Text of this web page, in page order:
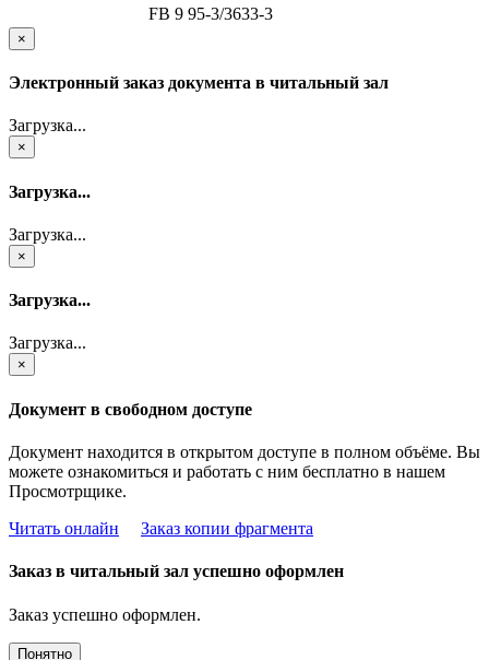
FB 9 95-3/3633-3
×
Электронный заказ документа в читальный зал
Загрузка...
×
Загрузка...
Загрузка...
×
Загрузка...
Загрузка...
×
Документ в свободном доступе
Документ находится в открытом доступе в полном объёме. Вы
можете ознакомиться и работать с ним бесплатно в нашем
Просмотрщике.
Читать онлайн
Заказ копии фрагмента
Заказ в читальный зал успешно оформлен
Заказ успешно оформлен.
Понятно